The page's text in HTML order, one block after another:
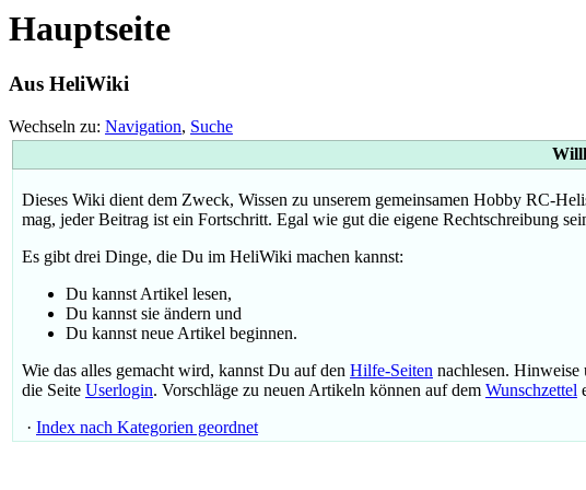
Hauptseite
Aus HeliWiki
Wechseln zu: Navigation, Suche
Dieses Wiki dient dem Zweck, Wissen zu unserem gemeinsamen Hobby RC-
mag, jeder Beitrag ist ein Fortschritt. Egal wie gut die eigene Rechtschreibung
Es gibt drei Dinge, die Du im HeliWiki machen kannst:
Du kannst Artikel lesen,
Du kannst sie ändern und
Du kannst neue Artikel beginnen.
Wie das alles gemacht wird, kannst Du auf den Hilfe-Seiten nachlesen.
die Seite Userlogin. Vorschläge zu neuen Artikeln können auf dem Wunschzettel
· Index nach Kategorien geordnet